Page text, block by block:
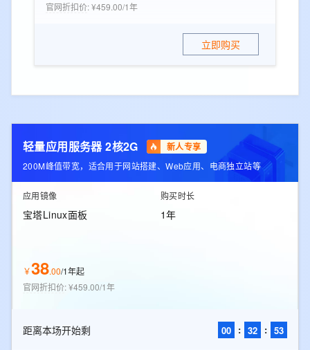
官网折扣价:¥459.00/1年
立即购买
轻量应用服务器 2核2G 新人专享
200M峰值带宽，适合用于网站搭建、Web应用、电商独立站等
应用镜像
宝塔Linux面板
购买时长
1年
￥38.00/1年起
官网折扣价:¥459.00/1年
距离本场开始剩 00 : 32 : 52